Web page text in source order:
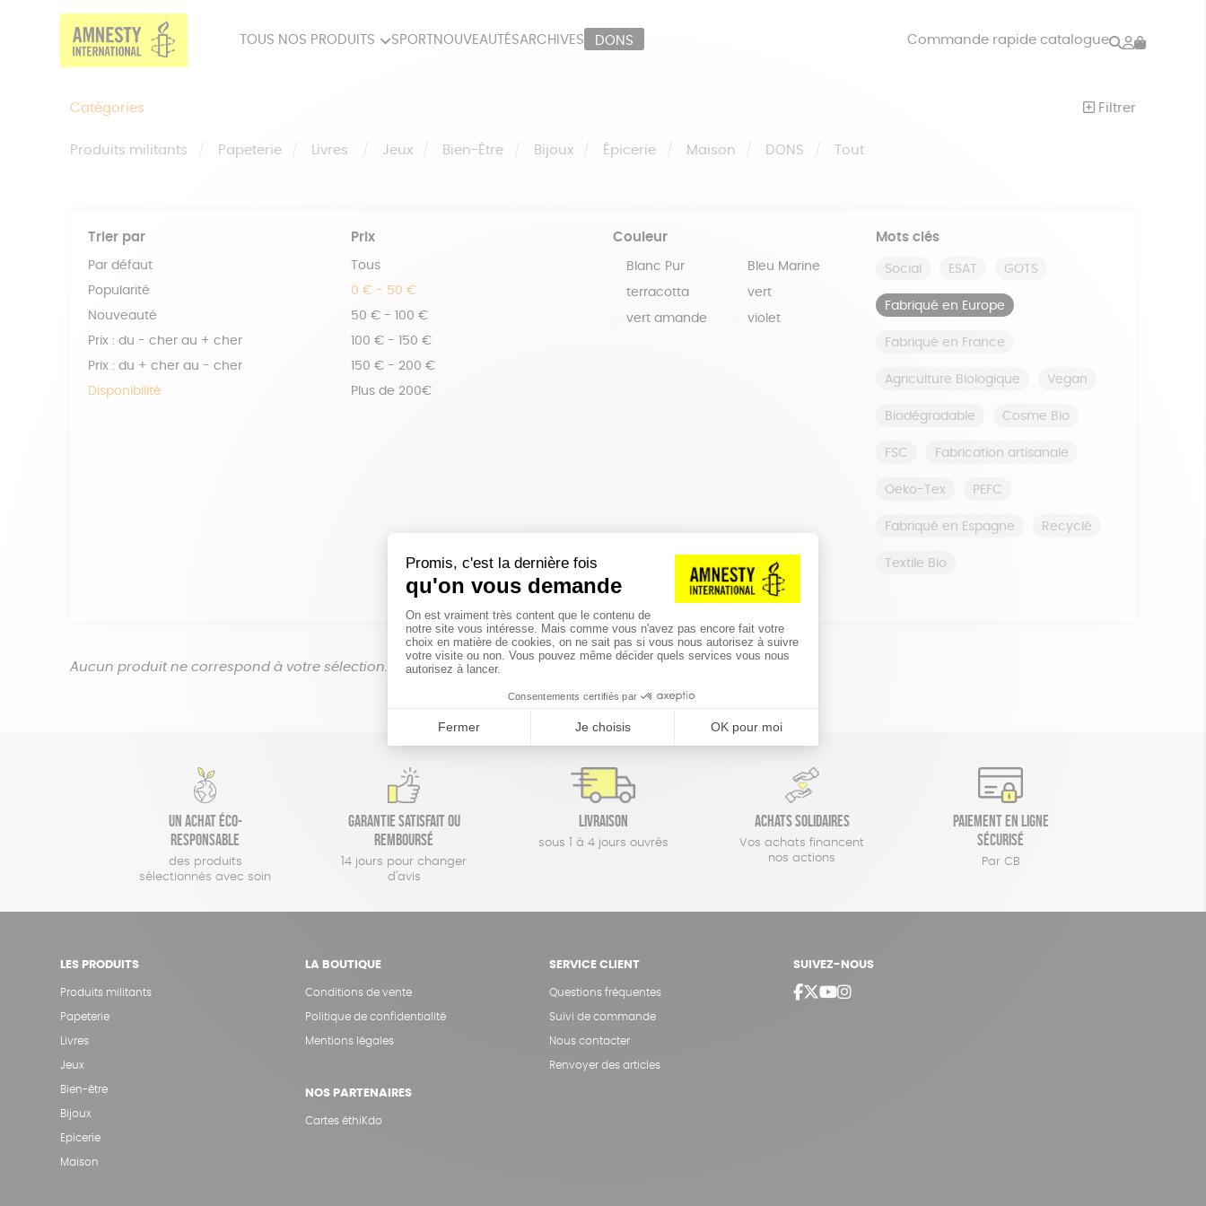
TOUS NOS PRODUITS SPORT NOUVEAUTÉSARCHIVES DONS Commande rapide catalogue Rechercher
Mon
Catégories Filtrer
Produits militants Papeterie Livres Jeux Bien-Être Bijoux Épicerie Maison DONS Tout
Trier par
Par défaut
Popularité
Nouveauté
Prix : du - cher au + cher
Prix : du + cher au - cher
Disponibilité
Prix
Tous
0 € - 50 €
50 € - 100 €
100 € - 150 €
150 € - 200 €
Plus de 200€
Couleur
Blanc Pur Bleu Marine
terracotta vert
vert amande violet
Mots clés
Social ESAT GOTS
Fabriqué en Europe
Fabriqué en France
Agriculture Biologique Vegan
Biodégradable Cosme Bio
FSC Fabrication artisanale
Oeko-Tex PEFC
Fabriqué en Espagne Recyclé
Textile Bio
réinitialiser les filtres
Aucun produit ne correspond à votre sélection.
Un achat éco-
responsable
des produits
sélectionnés avec soin
Garantie satisfait ou
remboursé
14 jours pour changer
d'avis
Livraison
sous 1 à 4 jours ouvrés
Achats solidaires
Vos achats financent
nos actions
Paiement en ligne
sécurisé
Par CB
LES PRODUITS
Produits militants
Papeterie
Livres
Jeux
Bien-être
Bijoux
Epicerie
Maison
LA BOUTIQUE
Conditions de vente
Politique de confidentialité
Mentions légales
NOS PARTENAIRES
Cartes éthiKdo
SERVICE CLIENT
Questions fréquentes
Suivi de commande
Nous contacter
Renvoyer des articles
SUIVEZ-NOUS